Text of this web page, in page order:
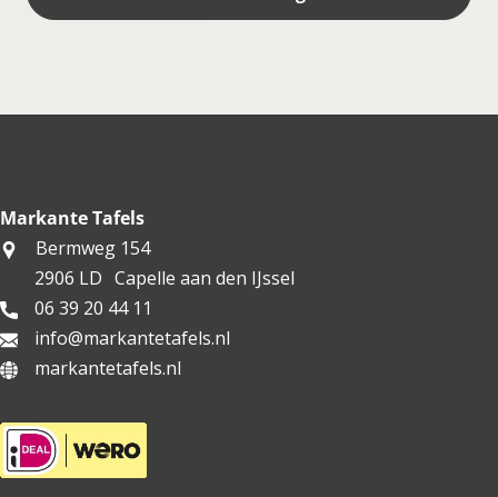
Markante Tafels
Bermweg 154
2906 LD Capelle aan den IJssel
06 39 20 44 11
info@markantetafels.nl
markantetafels.nl